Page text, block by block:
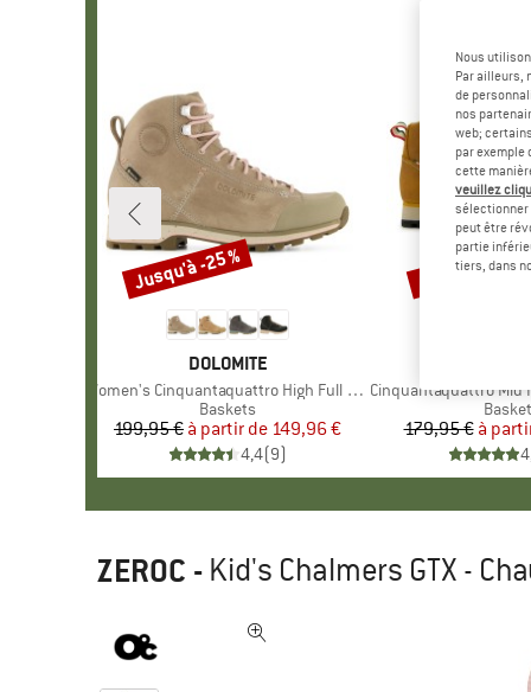
MARQUE
DOLOMITE
Article
Women's Cinquantaquattro High Full Grain Evo GTX
Product group
Baskets
Prix
199,95 € Prix réduit
à partir de 149,96 €
4,4(9)
Remise
Jusqu'à -25 %
Article
Cinquantaquattro Mid Full
179,95 € à
Remise
Jusqu'à -48 %
ZEROC - Kid's Chalmers GTX -
Nous
Par ailleurs,
de
nos
web;
par
cette
veuillez
sélectionner
peut être
partie
tiers, dans